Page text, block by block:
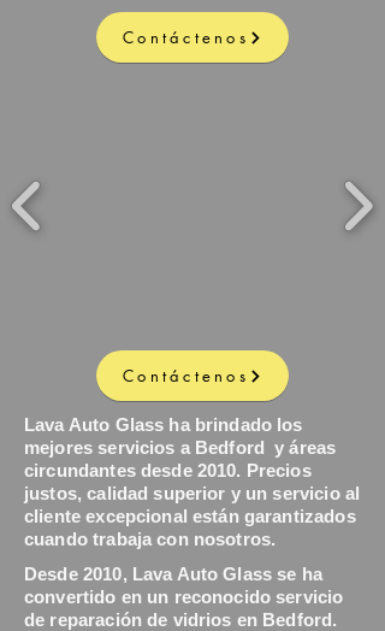
Contáctenos
Contáctenos
Lava Auto Glass ha brindado los
mejores servicios a Bedford y áreas
circundantes desde 2010. Precios
justos, calidad superior y un servicio al
cliente excepcional están garantizados
cuando trabaja con nosotros.
Desde 2010, Lava Auto Glass se ha
convertido en un reconocido servicio
de reparación de vidrios en Bedford.